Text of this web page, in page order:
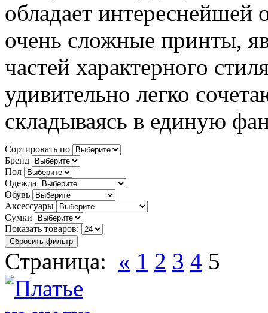
обладает интереснейшей
очень сложные принты,
частей характерного
удивительно легко
складываясь в единую
Сортировать по
Бренд
Пол
Одежда
Обувь
Аксессуары
Сумки
Показать товаров:
Сбросить фильтр
Страница: « 1 2 3 4 5